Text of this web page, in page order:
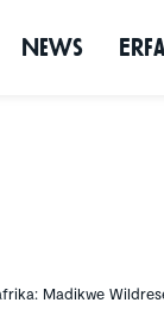
News
Madikwe